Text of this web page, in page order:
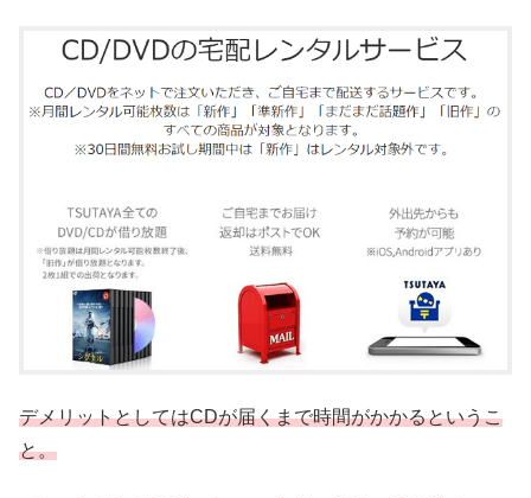
デメリットとしてはCDが届くまで時間がかかるというこ
と。